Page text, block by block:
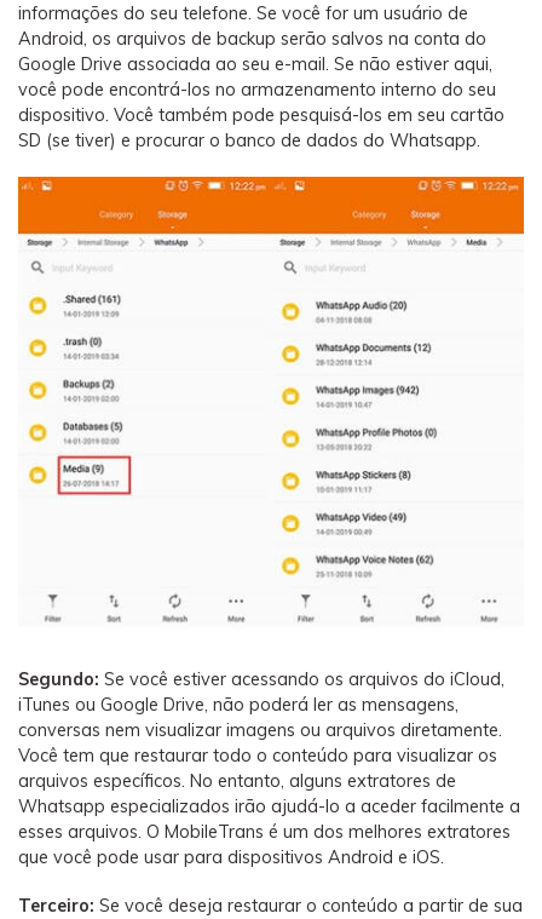
informações do seu telefone. Se você for um usuário de
Android, os arquivos de backup serão salvos na conta do
Google Drive associada ao seu e-mail. Se não estiver aqui,
você pode encontrá-los no armazenamento interno do seu
dispositivo. Você também pode pesquisá-los em seu cartão
SD (se tiver) e procurar o banco de dados do Whatsapp.
Segundo: Se você estiver acessando os arquivos do iCloud,
iTunes ou Google Drive, não poderá ler as mensagens,
conversas nem visualizar imagens ou arquivos diretamente.
Você tem que restaurar todo o conteúdo para visualizar os
arquivos específicos. No entanto, alguns extratores de
Whatsapp especializados irão ajudá-lo a aceder facilmente a
esses arquivos. O MobileTrans é um dos melhores extratores
que você pode usar para dispositivos Android e iOS.
Terceiro: Se você deseja restaurar o conteúdo a partir de sua